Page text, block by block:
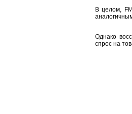
В целом,
Однако
спрос на